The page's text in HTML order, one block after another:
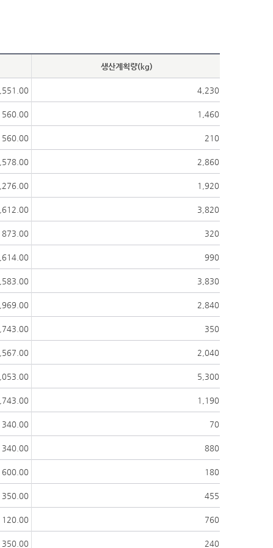
생산계획량(kg)
4,230
560.00 1,460
560.00 210
2,860
1,920
3,820
873.00 320
990
3,830
2,840
350
2,040
5,300
1,190
340.00 70
340.00 880
600.00 180
350.00 455
120.00 760
350.00 240